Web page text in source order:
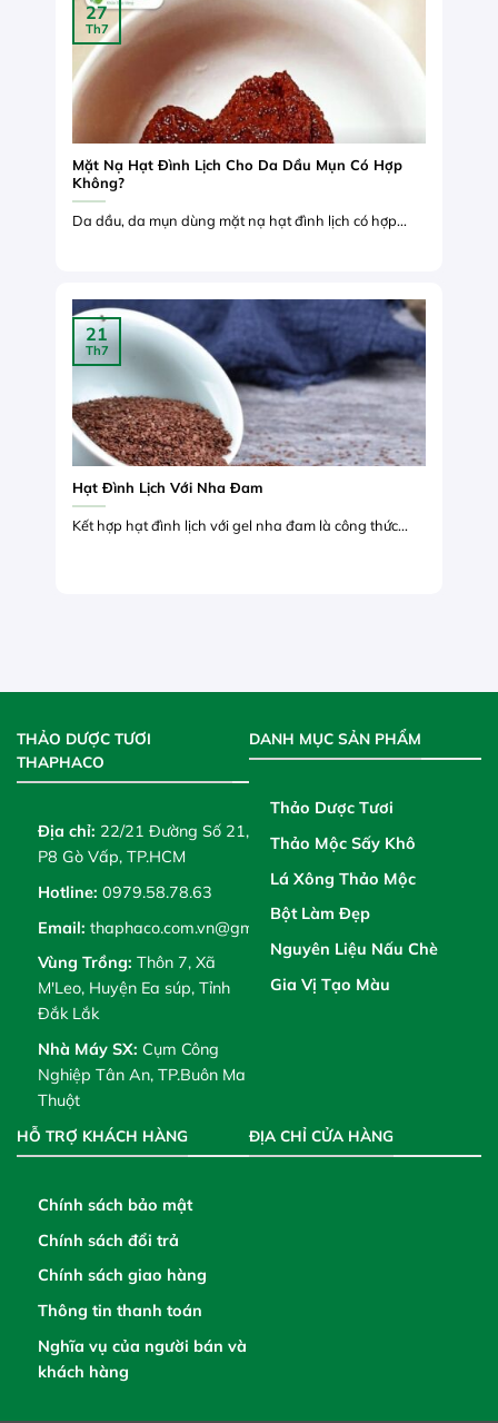
Mặt Nạ Hạt Đình Lịch Cho Da Dầu Mụn Có Hợp
Không?
Da dầu, da mụn dùng mặt nạ hạt đình lịch có hợp...
27
Th7
Hạt Đình Lịch Với Nha Đam
Kết hợp hạt đình lịch với gel nha đam là công thức...
21
Th7
THẢO DƯỢC TƯƠI
THAPHACO
Địa chỉ: 22/21 Đường Số 21,
P8 Gò Vấp, TP.HCM
Hotline: 0979.58.78.63
Email: thaphaco.com.vn@gmail.com
Vùng Trồng: Thôn 7, Xã
M'Leo, Huyện Ea súp, Tỉnh
Đắk Lắk
Nhà Máy SX: Cụm Công
Nghiệp Tân An, TP.Buôn Ma
Thuột
DANH MỤC SẢN PHẨM
Thảo Dược Tươi
Thảo Mộc Sấy Khô
Lá Xông Thảo Mộc
Bột Làm Đẹp
Nguyên Liệu Nấu Chè
Gia Vị Tạo Màu
HỖ TRỢ KHÁCH HÀNG
Chính sách bảo mật
Chính sách đổi trả
Chính sách giao hàng
Thông tin thanh toán
Nghĩa vụ của người bán và
khách hàng
ĐỊA CHỈ CỬA HÀNG